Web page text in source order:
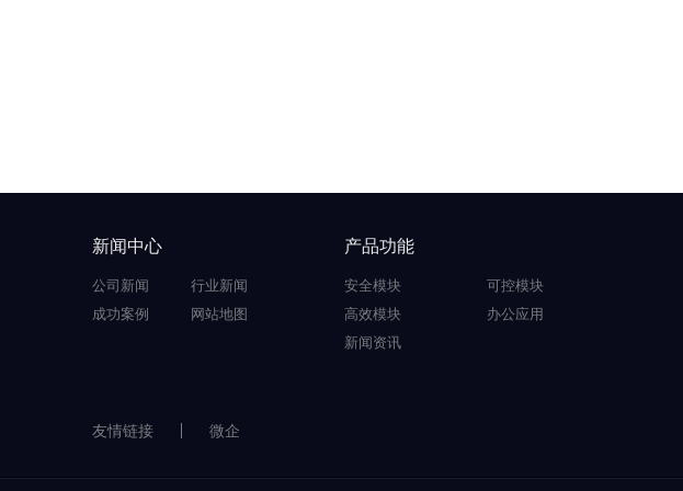
新闻中心
公司新闻
行业新闻
成功案例
网站地图
产品功能
安全模块
可控模块
高效模块
办公应用
新闻资讯
友情链接 微企